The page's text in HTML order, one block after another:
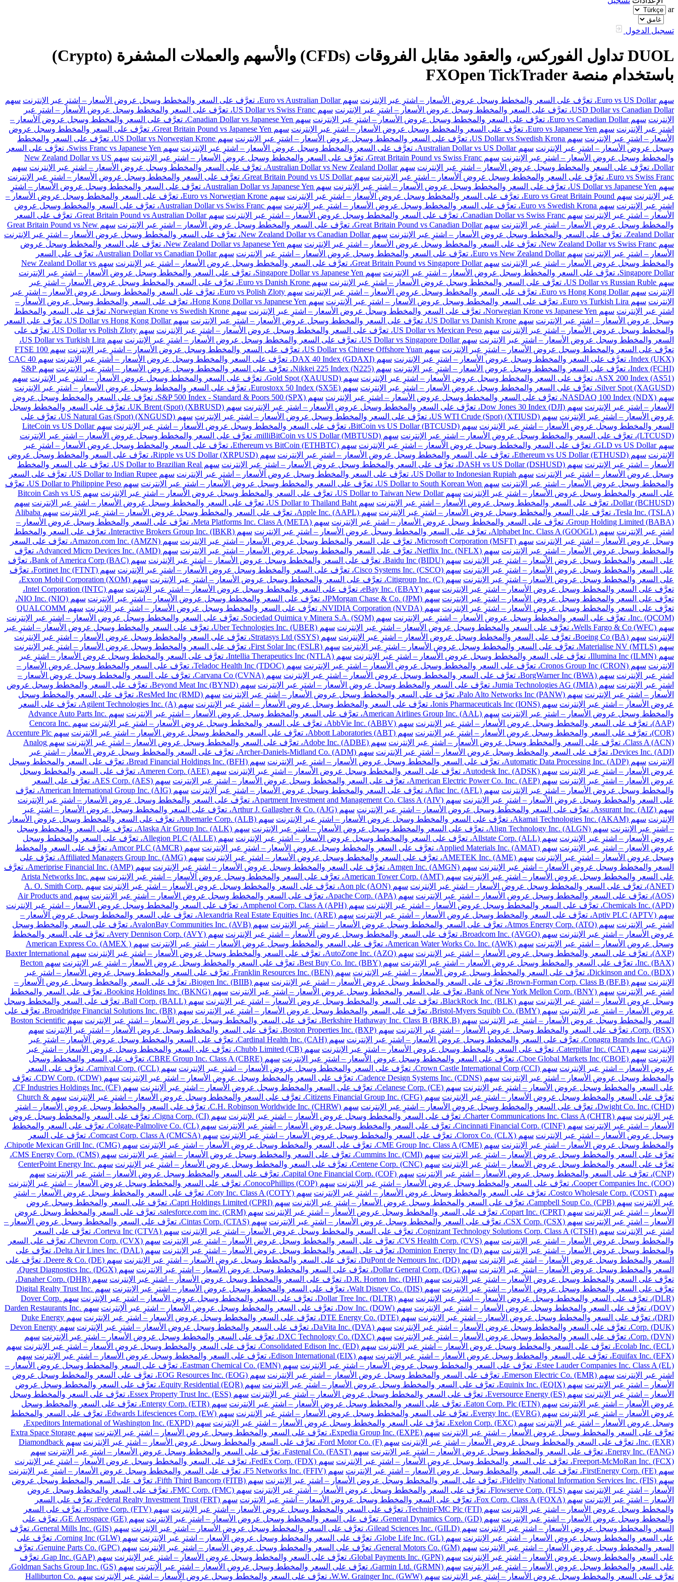
ar
تسجيل الدخول
DUOL تداول الفوركس، والعقود مقابل الفروقات (CFDs) والأسهم والعملات المشفرة (Crypto)
باستخدام منصة FXOpen TickTrader
سهم Euro vs US Dollar، تعرَّف على السعر والمخطط وسجل عروض الأسعار – اشترِ عبر الإنترنت سهم Euro vs Australian Dollar، تعرَّف على السعر والمخطط وسجل عروض الأسعار – اشترِ عبر الإنترنت
سهم
USD Dollar vs Canadian Dollar، تعرَّف على السعر والمخطط وسجل عروض الأسعار – اشترِ عبر الإنترنت
سهم US Dollar vs Swiss Franc، تعرَّف على السعر والمخطط وسجل عروض الأسعار – اشترِ عبر
الإنترنت سهم Euro vs Canadian Dollar، تعرَّف على السعر والمخطط وسجل عروض الأسعار – اشترِ عبر الإنترنت
سهم Canadian Dollar vs Japanese Yen، تعرَّف على السعر والمخطط وسجل عروض الأسعار –
اشترِ عبر الإنترنت سهم Euro vs Japanese Yen، تعرَّف على السعر والمخطط وسجل عروض الأسعار – اشترِ عبر الإنترنت
سهم Great Britain Pound vs Japanese Yen، تعرَّف على السعر والمخطط وسجل عروض
الأسعار – اشترِ عبر الإنترنت سهم US Dollar vs Swedish Krona، تعرَّف على السعر والمخطط وسجل عروض الأسعار – اشترِ عبر الإنترنت
سهم US Dollar vs Norwegian Krone، تعرَّف على السعر والمخطط
وسجل عروض الأسعار – اشترِ عبر الإنترنت سهم Australian Dollar vs US Dollar، تعرَّف على السعر والمخطط وسجل عروض الأسعار – اشترِ عبر الإنترنت
سهم Swiss Franc vs Japanese Yen، تعرَّف على السعر
والمخطط وسجل عروض الأسعار – اشترِ عبر الإنترنت سهم Great Britain Pound vs Swiss Franc، تعرَّف على السعر والمخطط وسجل عروض الأسعار – اشترِ عبر الإنترنت
سهم New Zealand Dollar vs US
Dollar، تعرَّف على السعر والمخطط وسجل عروض الأسعار – اشترِ عبر الإنترنت
سهم Australian Dollar vs New Zealand Dollar، تعرَّف على السعر والمخطط وسجل عروض الأسعار – اشترِ عبر الإنترنت
سهم
Euro vs Swiss Franc، تعرَّف على السعر والمخطط وسجل عروض الأسعار – اشترِ عبر الإنترنت
سهم Great Britain Pound vs US Dollar، تعرَّف على السعر والمخطط وسجل عروض الأسعار – اشترِ عبر الإنترنت
سهم US Dollar vs Japanese Yen، تعرَّف على السعر والمخطط وسجل عروض الأسعار – اشترِ عبر الإنترنت
سهم Australian Dollar vs Japanese Yen، تعرَّف على السعر والمخطط وسجل عروض الأسعار – اشترِ
عبر الإنترنت سهم Euro vs Great Britain Pound، تعرَّف على السعر والمخطط وسجل عروض الأسعار – اشترِ عبر الإنترنت
سهم Euro vs Norwegian Krone، تعرَّف على السعر والمخطط وسجل عروض الأسعار –
اشترِ عبر الإنترنت سهم Euro vs Swedish Krona، تعرَّف على السعر والمخطط وسجل عروض الأسعار – اشترِ عبر الإنترنت
سهم Australian Dollar vs Swiss Franc، تعرَّف على السعر والمخطط وسجل عروض
الأسعار – اشترِ عبر الإنترنت سهم Canadian Dollar vs Swiss Franc، تعرَّف على السعر والمخطط وسجل عروض الأسعار – اشترِ عبر الإنترنت
سهم Great Britain Pound vs Australian Dollar، تعرَّف على السعر
والمخطط وسجل عروض الأسعار – اشترِ عبر الإنترنت سهم Great Britain Pound vs Canadian Dollar، تعرَّف على السعر والمخطط وسجل عروض الأسعار – اشترِ عبر الإنترنت
سهم Great Britain Pound vs New
Zealand Dollar، تعرَّف على السعر والمخطط وسجل عروض الأسعار – اشترِ عبر الإنترنت
سهم New Zealand Dollar vs Canadian Dollar، تعرَّف على السعر والمخطط وسجل عروض الأسعار – اشترِ عبر الإنترنت
سهم New Zealand Dollar vs Swiss Franc، تعرَّف على السعر والمخطط وسجل عروض الأسعار – اشترِ عبر الإنترنت
سهم New Zealand Dollar vs Japanese Yen، تعرَّف على السعر والمخطط وسجل عروض
الأسعار – اشترِ عبر الإنترنت سهم Euro vs New Zealand Dollar، تعرَّف على السعر والمخطط وسجل عروض الأسعار – اشترِ عبر الإنترنت
سهم Australian Dollar vs Canadian Dollar، تعرَّف على السعر
والمخطط وسجل عروض الأسعار – اشترِ عبر الإنترنت سهم Great Britain Pound vs Singapore Dollar، تعرَّف على السعر والمخطط وسجل عروض الأسعار – اشترِ عبر الإنترنت
سهم New Zealand Dollar vs
Singapore Dollar، تعرَّف على السعر والمخطط وسجل عروض الأسعار – اشترِ عبر الإنترنت
سهم Singapore Dollar vs Japanese Yen، تعرَّف على السعر والمخطط وسجل عروض الأسعار – اشترِ عبر الإنترنت
سهم US Dollar vs Russian Ruble، تعرَّف على السعر والمخطط وسجل عروض الأسعار – اشترِ عبر الإنترنت
سهم Euro vs Danish Krone، تعرَّف على السعر والمخطط وسجل عروض الأسعار – اشترِ عبر
الإنترنت سهم Euro vs Hong Kong Dollar، تعرَّف على السعر والمخطط وسجل عروض الأسعار – اشترِ عبر الإنترنت
سهم Euro vs Polish Zloty، تعرَّف على السعر والمخطط وسجل عروض الأسعار – اشترِ عبر
الإنترنت سهم Euro vs Turkish Lira، تعرَّف على السعر والمخطط وسجل عروض الأسعار – اشترِ عبر الإنترنت
سهم Hong Kong Dollar vs Japanese Yen، تعرَّف على السعر والمخطط وسجل عروض الأسعار –
اشترِ عبر الإنترنت سهم Norwegian Krone vs Japanese Yen، تعرَّف على السعر والمخطط وسجل عروض الأسعار – اشترِ عبر الإنترنت
سهم Norwegian Krone vs Swedish Krone، تعرَّف على السعر والمخطط
وسجل عروض الأسعار – اشترِ عبر الإنترنت سهم US Dollar vs Danish Krone، تعرَّف على السعر والمخطط وسجل عروض الأسعار – اشترِ عبر الإنترنت
سهم US Dollar vs Hong Kong Dollar، تعرَّف على السعر
والمخطط وسجل عروض الأسعار – اشترِ عبر الإنترنت سهم US Dollar vs Mexican Peso، تعرَّف على السعر والمخطط وسجل عروض الأسعار – اشترِ عبر الإنترنت
سهم US Dollar vs Polish Zloty، تعرَّف على
السعر والمخطط وسجل عروض الأسعار – اشترِ عبر الإنترنت سهم US Dollar vs Singapore Dollar، تعرَّف على السعر والمخطط وسجل عروض الأسعار – اشترِ عبر الإنترنت
سهم US Dollar vs Turkish Lira،
تعرَّف على السعر والمخطط وسجل عروض الأسعار – اشترِ عبر الإنترنت سهم US Dollar vs Chinese Offshore Yuan، تعرَّف على السعر والمخطط وسجل عروض الأسعار – اشترِ عبر الإنترنت
سهم FTSE 100
Index (UKX)، تعرَّف على السعر والمخطط وسجل عروض الأسعار – اشترِ عبر الإنترنت
سهم DAX 40 Index (GDAXI)، تعرَّف على السعر والمخطط وسجل عروض الأسعار – اشترِ عبر الإنترنت
سهم CAC 40
Index (FCHI)، تعرَّف على السعر والمخطط وسجل عروض الأسعار – اشترِ عبر الإنترنت
سهم Nikkei 225 Index (N225)، تعرَّف على السعر والمخطط وسجل عروض الأسعار – اشترِ عبر الإنترنت
سهم S&P
ASX 200 Index (AS51)، تعرَّف على السعر والمخطط وسجل عروض الأسعار – اشترِ عبر الإنترنت
سهم Gold Spot (XAUUSD)، تعرَّف على السعر والمخطط وسجل عروض الأسعار – اشترِ عبر الإنترنت
سهم
Silver Spot (XAGUSD)، تعرَّف على السعر والمخطط وسجل عروض الأسعار – اشترِ عبر الإنترنت
سهم Eurostoxx 50 Index (SX5E)، تعرَّف على السعر والمخطط وسجل عروض الأسعار – اشترِ عبر الإنترنت
سهم NASDAQ 100 Index (NDX)، تعرَّف على السعر والمخطط وسجل عروض الأسعار – اشترِ عبر الإنترنت
سهم S&P 500 Index - Standard & Poors 500 (SPX)، تعرَّف على السعر والمخطط وسجل عروض
الأسعار – اشترِ عبر الإنترنت سهم Dow Jones 30 Index (DJI)، تعرَّف على السعر والمخطط وسجل عروض الأسعار – اشترِ عبر الإنترنت
سهم UK Brent (Spot) (XBRUSD)، تعرَّف على السعر والمخطط وسجل
عروض الأسعار – اشترِ عبر الإنترنت سهم US WTI Crude (Spot) (XTIUSD)، تعرَّف على السعر والمخطط وسجل عروض الأسعار – اشترِ عبر الإنترنت
سهم US Natural Gas (Spot) (XNGUSD)، تعرَّف على
السعر والمخطط وسجل عروض الأسعار – اشترِ عبر الإنترنت سهم BitCoin vs US Dollar (BTCUSD)، تعرَّف على السعر والمخطط وسجل عروض الأسعار – اشترِ عبر الإنترنت
سهم LiteCoin vs US Dollar
(LTCUSD)، تعرَّف على السعر والمخطط وسجل عروض الأسعار – اشترِ عبر الإنترنت
سهم milliBitCoin vs US Dollar (MBTUSD)، تعرَّف على السعر والمخطط وسجل عروض الأسعار – اشترِ عبر الإنترنت
سهم GLD vs US Dollar، تعرَّف على السعر والمخطط وسجل عروض الأسعار – اشترِ عبر الإنترنت
سهم Ethereum vs BitCoin (ETHBTC)، تعرَّف على السعر والمخطط وسجل عروض الأسعار – اشترِ عبر
الإنترنت سهم Ethereum vs US Dollar (ETHUSD)، تعرَّف على السعر والمخطط وسجل عروض الأسعار – اشترِ عبر الإنترنت
سهم Ripple vs US Dollar (XRPUSD)، تعرَّف على السعر والمخطط وسجل عروض
الأسعار – اشترِ عبر الإنترنت سهم DASH vs US Dollar (DSHUSD)، تعرَّف على السعر والمخطط وسجل عروض الأسعار – اشترِ عبر الإنترنت
سهم US Dollar to Brazilian Real، تعرَّف على السعر والمخطط
وسجل عروض الأسعار – اشترِ عبر الإنترنت سهم US Dollar to Indonesian Rupiah، تعرَّف على السعر والمخطط وسجل عروض الأسعار – اشترِ عبر الإنترنت
سهم US Dollar to Indian Rupee، تعرَّف على السعر
والمخطط وسجل عروض الأسعار – اشترِ عبر الإنترنت سهم US Dollar to South Korean Won، تعرَّف على السعر والمخطط وسجل عروض الأسعار – اشترِ عبر الإنترنت
سهم US Dollar to Philippine Peso، تعرَّف
على السعر والمخطط وسجل عروض الأسعار – اشترِ عبر الإنترنت سهم US Dollar to Taiwan New Dollar، تعرَّف على السعر والمخطط وسجل عروض الأسعار – اشترِ عبر الإنترنت
سهم Bitcoin Cash vs US
Dollar (BCHUSD)، تعرَّف على السعر والمخطط وسجل عروض الأسعار – اشترِ عبر الإنترنت
سهم US Dollar to Thailand Baht، تعرَّف على السعر والمخطط وسجل عروض الأسعار – اشترِ عبر الإنترنت
سهم
Tesla Inc. (TSLA)، تعرَّف على السعر والمخطط وسجل عروض الأسعار – اشترِ عبر الإنترنت
سهم Apple Inc. (AAPL)، تعرَّف على السعر والمخطط وسجل عروض الأسعار – اشترِ عبر الإنترنت
سهم Alibaba
Group Holding Limited (BABA)، تعرَّف على السعر والمخطط وسجل عروض الأسعار – اشترِ عبر الإنترنت
سهم Meta Platforms Inc. Class A (META)، تعرَّف على السعر والمخطط وسجل عروض الأسعار –
اشترِ عبر الإنترنت سهم Alphabet Inc. Class A (GOOGL)، تعرَّف على السعر والمخطط وسجل عروض الأسعار – اشترِ عبر الإنترنت
سهم Interactive Brokers Group Inc. (IBKR)، تعرَّف على السعر والمخطط
وسجل عروض الأسعار – اشترِ عبر الإنترنت سهم Microsoft Corporation (MSFT)، تعرَّف على السعر والمخطط وسجل عروض الأسعار – اشترِ عبر الإنترنت
سهم Amazon.com Inc. (AMZN)، تعرَّف على السعر
والمخطط وسجل عروض الأسعار – اشترِ عبر الإنترنت سهم Netflix Inc. (NFLX)، تعرَّف على السعر والمخطط وسجل عروض الأسعار – اشترِ عبر الإنترنت
سهم Advanced Micro Devices Inc. (AMD)، تعرَّف
على السعر والمخطط وسجل عروض الأسعار – اشترِ عبر الإنترنت سهم Baidu Inc (BIDU)، تعرَّف على السعر والمخطط وسجل عروض الأسعار – اشترِ عبر الإنترنت
سهم Bank of America Corp (BAC)، تعرَّف
على السعر والمخطط وسجل عروض الأسعار – اشترِ عبر الإنترنت سهم Cisco Systems Inc. (CSCO)، تعرَّف على السعر والمخطط وسجل عروض الأسعار – اشترِ عبر الإنترنت
سهم Fortinet Inc (FTNT)، تعرَّف
على السعر والمخطط وسجل عروض الأسعار – اشترِ عبر الإنترنت سهم Citigroup Inc. (C)، تعرَّف على السعر والمخطط وسجل عروض الأسعار – اشترِ عبر الإنترنت
سهم Exxon Mobil Corporation (XOM)،
تعرَّف على السعر والمخطط وسجل عروض الأسعار – اشترِ عبر الإنترنت سهم eBay Inc. (EBAY)، تعرَّف على السعر والمخطط وسجل عروض الأسعار – اشترِ عبر الإنترنت
سهم Intel Corporation (INTC)،
تعرَّف على السعر والمخطط وسجل عروض الأسعار – اشترِ عبر الإنترنت سهم JPMorgan Chase & Co. (JPM)، تعرَّف على السعر والمخطط وسجل عروض الأسعار – اشترِ عبر الإنترنت
سهم NIO Inc. (NIO)،
تعرَّف على السعر والمخطط وسجل عروض الأسعار – اشترِ عبر الإنترنت سهم NVIDIA Corporation (NVDA)، تعرَّف على السعر والمخطط وسجل عروض الأسعار – اشترِ عبر الإنترنت
سهم QUALCOMM
Inc. (QCOM)، تعرَّف على السعر والمخطط وسجل عروض الأسعار – اشترِ عبر الإنترنت
سهم Sociedad Quimica y Minera S.A. (SQM)، تعرَّف على السعر والمخطط وسجل عروض الأسعار – اشترِ عبر الإنترنت
سهم Wells Fargo & Co (WFC)، تعرَّف على السعر والمخطط وسجل عروض الأسعار – اشترِ عبر الإنترنت
سهم Uber Technologies Inc. (UBER)، تعرَّف على السعر والمخطط وسجل عروض الأسعار – اشترِ عبر
الإنترنت سهم Boeing Co (BA)، تعرَّف على السعر والمخطط وسجل عروض الأسعار – اشترِ عبر الإنترنت
سهم Stratasys Ltd (SSYS)، تعرَّف على السعر والمخطط وسجل عروض الأسعار – اشترِ عبر الإنترنت
سهم Materialise NV (MTLS)، تعرَّف على السعر والمخطط وسجل عروض الأسعار – اشترِ عبر الإنترنت
سهم First Solar Inc (FSLR)، تعرَّف على السعر والمخطط وسجل عروض الأسعار – اشترِ عبر الإنترنت
سهم Illumina Inc (ILMN)، تعرَّف على السعر والمخطط وسجل عروض الأسعار – اشترِ عبر الإنترنت
سهم Intellia Therapeutics Inc (NTLA)، تعرَّف على السعر والمخطط وسجل عروض الأسعار – اشترِ عبر
الإنترنت سهم Cronos Group Inc (CRON)، تعرَّف على السعر والمخطط وسجل عروض الأسعار – اشترِ عبر الإنترنت
سهم Teladoc Health Inc (TDOC)، تعرَّف على السعر والمخطط وسجل عروض الأسعار –
اشترِ عبر الإنترنت سهم BorgWarner Inc (BWA)، تعرَّف على السعر والمخطط وسجل عروض الأسعار – اشترِ عبر الإنترنت
سهم Carvana Co (CVNA)، تعرَّف على السعر والمخطط وسجل عروض الأسعار –
اشترِ عبر الإنترنت سهم Jumia Technologies AG (JMIA)، تعرَّف على السعر والمخطط وسجل عروض الأسعار – اشترِ عبر الإنترنت
سهم Beyond Meat Inc (BYND)، تعرَّف على السعر والمخطط وسجل عروض
الأسعار – اشترِ عبر الإنترنت سهم Palo Alto Networks Inc (PANW)، تعرَّف على السعر والمخطط وسجل عروض الأسعار – اشترِ عبر الإنترنت
سهم ResMed Inc (RMD)، تعرَّف على السعر والمخطط وسجل
عروض الأسعار – اشترِ عبر الإنترنت سهم Ionis Pharmaceuticals Inc (IONS)، تعرَّف على السعر والمخطط وسجل عروض الأسعار – اشترِ عبر الإنترنت
سهم Agilent Technologies Inc. (A)، تعرَّف على السعر
والمخطط وسجل عروض الأسعار – اشترِ عبر الإنترنت سهم American Airlines Group Inc. (AAL)، تعرَّف على السعر والمخطط وسجل عروض الأسعار – اشترِ عبر الإنترنت
سهم Advance Auto Parts Inc.
(AAP)، تعرَّف على السعر والمخطط وسجل عروض الأسعار – اشترِ عبر الإنترنت
سهم AbbVie Inc. (ABBV)، تعرَّف على السعر والمخطط وسجل عروض الأسعار – اشترِ عبر الإنترنت
سهم Cencora Inc.
(COR)، تعرَّف على السعر والمخطط وسجل عروض الأسعار – اشترِ عبر الإنترنت
سهم Abbott Laboratories (ABT)، تعرَّف على السعر والمخطط وسجل عروض الأسعار – اشترِ عبر الإنترنت
سهم Accenture Plc
Class A (ACN)، تعرَّف على السعر والمخطط وسجل عروض الأسعار – اشترِ عبر الإنترنت
سهم Adobe Inc. (ADBE)، تعرَّف على السعر والمخطط وسجل عروض الأسعار – اشترِ عبر الإنترنت
سهم Analog
Devices Inc. (ADI)، تعرَّف على السعر والمخطط وسجل عروض الأسعار – اشترِ عبر الإنترنت
سهم Archer-Daniels-Midland Co. (ADM)، تعرَّف على السعر والمخطط وسجل عروض الأسعار – اشترِ عبر
الإنترنت سهم Automatic Data Processing Inc. (ADP)، تعرَّف على السعر والمخطط وسجل عروض الأسعار – اشترِ عبر الإنترنت
سهم Bread Financial Holdings Inc. (BFH)، تعرَّف على السعر والمخطط وسجل
عروض الأسعار – اشترِ عبر الإنترنت سهم Autodesk Inc. (ADSK)، تعرَّف على السعر والمخطط وسجل عروض الأسعار – اشترِ عبر الإنترنت
سهم Ameren Corp. (AEE)، تعرَّف على السعر والمخطط وسجل
عروض الأسعار – اشترِ عبر الإنترنت سهم American Electric Power Co. Inc. (AEP)، تعرَّف على السعر والمخطط وسجل عروض الأسعار – اشترِ عبر الإنترنت
سهم AES Corp. (AES)، تعرَّف على السعر
والمخطط وسجل عروض الأسعار – اشترِ عبر الإنترنت سهم Aflac Inc. (AFL)، تعرَّف على السعر والمخطط وسجل عروض الأسعار – اشترِ عبر الإنترنت
سهم American International Group Inc. (AIG)، تعرَّف
على السعر والمخطط وسجل عروض الأسعار – اشترِ عبر الإنترنت سهم Apartment Investment and Management Co. Class A (AIV)، تعرَّف على السعر والمخطط وسجل عروض الأسعار – اشترِ عبر الإنترنت
سهم Assurant Inc. (AIZ)، تعرَّف على السعر والمخطط وسجل عروض الأسعار – اشترِ عبر الإنترنت
سهم Arthur J. Gallagher & Co. (AJG)، تعرَّف على السعر والمخطط وسجل عروض الأسعار – اشترِ عبر
الإنترنت سهم Akamai Technologies Inc. (AKAM)، تعرَّف على السعر والمخطط وسجل عروض الأسعار – اشترِ عبر الإنترنت
سهم Albemarle Corp. (ALB)، تعرَّف على السعر والمخطط وسجل عروض الأسعار
– اشترِ عبر الإنترنت سهم Align Technology Inc. (ALGN)، تعرَّف على السعر والمخطط وسجل عروض الأسعار – اشترِ عبر الإنترنت
سهم Alaska Air Group Inc. (ALK)، تعرَّف على السعر والمخطط وسجل
عروض الأسعار – اشترِ عبر الإنترنت سهم Allstate Corp. (ALL)، تعرَّف على السعر والمخطط وسجل عروض الأسعار – اشترِ عبر الإنترنت
سهم Allegion PLC (ALLE)، تعرَّف على السعر والمخطط وسجل
عروض الأسعار – اشترِ عبر الإنترنت سهم Applied Materials Inc. (AMAT)، تعرَّف على السعر والمخطط وسجل عروض الأسعار – اشترِ عبر الإنترنت
سهم Amcor PLC (AMCR)، تعرَّف على السعر والمخطط
وسجل عروض الأسعار – اشترِ عبر الإنترنت سهم AMETEK Inc. (AME)، تعرَّف على السعر والمخطط وسجل عروض الأسعار – اشترِ عبر الإنترنت
سهم Affiliated Managers Group Inc. (AMG)، تعرَّف على
السعر والمخطط وسجل عروض الأسعار – اشترِ عبر الإنترنت سهم Amgen Inc. (AMGN)، تعرَّف على السعر والمخطط وسجل عروض الأسعار – اشترِ عبر الإنترنت
سهم Ameriprise Financial Inc. (AMP)، تعرَّف
على السعر والمخطط وسجل عروض الأسعار – اشترِ عبر الإنترنت سهم American Tower Corp. (AMT)، تعرَّف على السعر والمخطط وسجل عروض الأسعار – اشترِ عبر الإنترنت
سهم Arista Networks Inc.
(ANET)، تعرَّف على السعر والمخطط وسجل عروض الأسعار – اشترِ عبر الإنترنت
سهم Aon plc (AON)، تعرَّف على السعر والمخطط وسجل عروض الأسعار – اشترِ عبر الإنترنت
سهم A. O. Smith Corp.
(AOS)، تعرَّف على السعر والمخطط وسجل عروض الأسعار – اشترِ عبر الإنترنت
سهم Apache Corp. (APA)، تعرَّف على السعر والمخطط وسجل عروض الأسعار – اشترِ عبر الإنترنت
سهم Air Products and
Chemicals Inc. (APD)، تعرَّف على السعر والمخطط وسجل عروض الأسعار – اشترِ عبر الإنترنت
سهم Amphenol Corp. Class A (APH)، تعرَّف على السعر والمخطط وسجل عروض الأسعار – اشترِ عبر الإنترنت
سهم Aptiv PLC (APTV)، تعرَّف على السعر والمخطط وسجل عروض الأسعار – اشترِ عبر الإنترنت
سهم Alexandria Real Estate Equities Inc. (ARE)، تعرَّف على السعر والمخطط وسجل عروض الأسعار –
اشترِ عبر الإنترنت سهم Atmos Energy Corp. (ATO)، تعرَّف على السعر والمخطط وسجل عروض الأسعار – اشترِ عبر الإنترنت
سهم AvalonBay Communities Inc. (AVB)، تعرَّف على السعر والمخطط وسجل
عروض الأسعار – اشترِ عبر الإنترنت سهم Broadcom Inc. (AVGO)، تعرَّف على السعر والمخطط وسجل عروض الأسعار – اشترِ عبر الإنترنت
سهم Avery Dennison Corp. (AVY)، تعرَّف على السعر والمخطط
وسجل عروض الأسعار – اشترِ عبر الإنترنت سهم American Water Works Co. Inc. (AWK)، تعرَّف على السعر والمخطط وسجل عروض الأسعار – اشترِ عبر الإنترنت
سهم American Express Co. (AMEX )
(AXP)، تعرَّف على السعر والمخطط وسجل عروض الأسعار – اشترِ عبر الإنترنت
سهم AutoZone Inc. (AZO)، تعرَّف على السعر والمخطط وسجل عروض الأسعار – اشترِ عبر الإنترنت
سهم Baxter International
Inc. (BAX)، تعرَّف على السعر والمخطط وسجل عروض الأسعار – اشترِ عبر الإنترنت
سهم Best Buy Co. Inc. (BBY)، تعرَّف على السعر والمخطط وسجل عروض الأسعار – اشترِ عبر الإنترنت
سهم Becton
Dickinson and Co. (BDX)، تعرَّف على السعر والمخطط وسجل عروض الأسعار – اشترِ عبر الإنترنت
سهم Franklin Resources Inc. (BEN)، تعرَّف على السعر والمخطط وسجل عروض الأسعار – اشترِ عبر
الإنترنت سهم Brown-Forman Corp. Class B (BF.B)، تعرَّف على السعر والمخطط وسجل عروض الأسعار – اشترِ عبر الإنترنت
سهم Biogen Inc. (BIIB)، تعرَّف على السعر والمخطط وسجل عروض الأسعار –
اشترِ عبر الإنترنت سهم Bank of New York Mellon Corp. (BNY)، تعرَّف على السعر والمخطط وسجل عروض الأسعار – اشترِ عبر الإنترنت
سهم Booking Holdings Inc. (BKNG)، تعرَّف على السعر والمخطط
وسجل عروض الأسعار – اشترِ عبر الإنترنت سهم BlackRock Inc. (BLK)، تعرَّف على السعر والمخطط وسجل عروض الأسعار – اشترِ عبر الإنترنت
سهم Ball Corp. (BALL)، تعرَّف على السعر والمخطط وسجل
عروض الأسعار – اشترِ عبر الإنترنت سهم Bristol-Myers Squibb Co. (BMY)، تعرَّف على السعر والمخطط وسجل عروض الأسعار – اشترِ عبر الإنترنت
سهم Broadridge Financial Solutions Inc. (BR)، تعرَّف على
السعر والمخطط وسجل عروض الأسعار – اشترِ عبر الإنترنت سهم Berkshire Hathaway Inc. Class B (BRK.B)، تعرَّف على السعر والمخطط وسجل عروض الأسعار – اشترِ عبر الإنترنت
سهم Boston Scientific
Corp. (BSX)، تعرَّف على السعر والمخطط وسجل عروض الأسعار – اشترِ عبر الإنترنت
سهم Boston Properties Inc. (BXP)، تعرَّف على السعر والمخطط وسجل عروض الأسعار – اشترِ عبر الإنترنت
سهم
Conagra Brands Inc. (CAG)، تعرَّف على السعر والمخطط وسجل عروض الأسعار – اشترِ عبر الإنترنت
سهم Cardinal Health Inc. (CAH)، تعرَّف على السعر والمخطط وسجل عروض الأسعار – اشترِ عبر
الإنترنت سهم Caterpillar Inc. (CAT)، تعرَّف على السعر والمخطط وسجل عروض الأسعار – اشترِ عبر الإنترنت
سهم Chubb Limited (CB)، تعرَّف على السعر والمخطط وسجل عروض الأسعار – اشترِ عبر
الإنترنت سهم Cboe Global Markets Inc (CBOE)، تعرَّف على السعر والمخطط وسجل عروض الأسعار – اشترِ عبر الإنترنت
سهم CBRE Group Inc. Class A (CBRE)، تعرَّف على السعر والمخطط وسجل
عروض الأسعار – اشترِ عبر الإنترنت سهم Crown Castle International Corp (CCI)، تعرَّف على السعر والمخطط وسجل عروض الأسعار – اشترِ عبر الإنترنت
سهم Carnival Corp. (CCL)، تعرَّف على السعر
والمخطط وسجل عروض الأسعار – اشترِ عبر الإنترنت سهم Cadence Design Systems Inc. (CDNS)، تعرَّف على السعر والمخطط وسجل عروض الأسعار – اشترِ عبر الإنترنت
سهم CDW Corp. (CDW)، تعرَّف
على السعر والمخطط وسجل عروض الأسعار – اشترِ عبر الإنترنت سهم Celanese Corp. (CE)، تعرَّف على السعر والمخطط وسجل عروض الأسعار – اشترِ عبر الإنترنت
سهم CF Industries Holdings Inc. (CF)،
تعرَّف على السعر والمخطط وسجل عروض الأسعار – اشترِ عبر الإنترنت سهم Citizens Financial Group Inc. (CFG)، تعرَّف على السعر والمخطط وسجل عروض الأسعار – اشترِ عبر الإنترنت
سهم Church &
Dwight Co. Inc. (CHD)، تعرَّف على السعر والمخطط وسجل عروض الأسعار – اشترِ عبر الإنترنت
سهم C.H. Robinson Worldwide Inc. (CHRW)، تعرَّف على السعر والمخطط وسجل عروض الأسعار – اشترِ
عبر الإنترنت سهم Charter Communications Inc. Class A (CHTR)، تعرَّف على السعر والمخطط وسجل عروض الأسعار – اشترِ عبر الإنترنت
سهم Cigna Corp. (CI)، تعرَّف على السعر والمخطط وسجل عروض
الأسعار – اشترِ عبر الإنترنت سهم Cincinnati Financial Corp. (CINF)، تعرَّف على السعر والمخطط وسجل عروض الأسعار – اشترِ عبر الإنترنت
سهم Colgate-Palmolive Co. (CL)، تعرَّف على السعر والمخطط
وسجل عروض الأسعار – اشترِ عبر الإنترنت سهم Clorox Co. (CLX)، تعرَّف على السعر والمخطط وسجل عروض الأسعار – اشترِ عبر الإنترنت
سهم Comcast Corp. Class A (CMCSA)، تعرَّف على السعر
والمخطط وسجل عروض الأسعار – اشترِ عبر الإنترنت سهم CME Group Inc. Class A (CME)، تعرَّف على السعر والمخطط وسجل عروض الأسعار – اشترِ عبر الإنترنت
سهم Chipotle Mexican Grill Inc. (CMG)،
تعرَّف على السعر والمخطط وسجل عروض الأسعار – اشترِ عبر الإنترنت سهم Cummins Inc. (CMI)، تعرَّف على السعر والمخطط وسجل عروض الأسعار – اشترِ عبر الإنترنت
سهم CMS Energy Corp. (CMS)،
تعرَّف على السعر والمخطط وسجل عروض الأسعار – اشترِ عبر الإنترنت سهم Centene Corp. (CNC)، تعرَّف على السعر والمخطط وسجل عروض الأسعار – اشترِ عبر الإنترنت
سهم CenterPoint Energy Inc.
(CNP)، تعرَّف على السعر والمخطط وسجل عروض الأسعار – اشترِ عبر الإنترنت
سهم Capital One Financial Corp. (COF)، تعرَّف على السعر والمخطط وسجل عروض الأسعار – اشترِ عبر الإنترنت
سهم
Cooper Companies Inc. (COO)، تعرَّف على السعر والمخطط وسجل عروض الأسعار – اشترِ عبر الإنترنت
سهم ConocoPhillips (COP)، تعرَّف على السعر والمخطط وسجل عروض الأسعار – اشترِ عبر الإنترنت
سهم Costco Wholesale Corp. (COST)، تعرَّف على السعر والمخطط وسجل عروض الأسعار – اشترِ عبر الإنترنت
سهم Coty Inc. Class A (COTY)، تعرَّف على السعر والمخطط وسجل عروض الأسعار – اشترِ
عبر الإنترنت سهم Campbell Soup Co. (CPB)، تعرَّف على السعر والمخطط وسجل عروض الأسعار – اشترِ عبر الإنترنت
سهم Capri Holdings Limited (CPRI)، تعرَّف على السعر والمخطط وسجل عروض
الأسعار – اشترِ عبر الإنترنت سهم Copart Inc. (CPRT)، تعرَّف على السعر والمخطط وسجل عروض الأسعار – اشترِ عبر الإنترنت
سهم salesforce.com inc. (CRM)، تعرَّف على السعر والمخطط وسجل عروض
الأسعار – اشترِ عبر الإنترنت سهم CSX Corp. (CSX)، تعرَّف على السعر والمخطط وسجل عروض الأسعار – اشترِ عبر الإنترنت
سهم Cintas Corp. (CTAS)، تعرَّف على السعر والمخطط وسجل عروض الأسعار –
اشترِ عبر الإنترنت سهم Cognizant Technology Solutions Corp. Class A (CTSH)، تعرَّف على السعر والمخطط وسجل عروض الأسعار – اشترِ عبر الإنترنت
سهم Corteva Inc (CTVA)، تعرَّف على السعر
والمخطط وسجل عروض الأسعار – اشترِ عبر الإنترنت سهم CVS Health Corp. (CVS)، تعرَّف على السعر والمخطط وسجل عروض الأسعار – اشترِ عبر الإنترنت
سهم Chevron Corp. (CVX)، تعرَّف على السعر
والمخطط وسجل عروض الأسعار – اشترِ عبر الإنترنت سهم Dominion Energy Inc (D)، تعرَّف على السعر والمخطط وسجل عروض الأسعار – اشترِ عبر الإنترنت
سهم Delta Air Lines Inc. (DAL)، تعرَّف على
السعر والمخطط وسجل عروض الأسعار – اشترِ عبر الإنترنت سهم DuPont de Nemours Inc. (DD)، تعرَّف على السعر والمخطط وسجل عروض الأسعار – اشترِ عبر الإنترنت
سهم Deere & Co. (DE)، تعرَّف على
السعر والمخطط وسجل عروض الأسعار – اشترِ عبر الإنترنت سهم Dollar General Corp. (DG)، تعرَّف على السعر والمخطط وسجل عروض الأسعار – اشترِ عبر الإنترنت
سهم Quest Diagnostics Inc. (DGX)،
تعرَّف على السعر والمخطط وسجل عروض الأسعار – اشترِ عبر الإنترنت سهم D.R. Horton Inc. (DHI)، تعرَّف على السعر والمخطط وسجل عروض الأسعار – اشترِ عبر الإنترنت
سهم Danaher Corp. (DHR)،
تعرَّف على السعر والمخطط وسجل عروض الأسعار – اشترِ عبر الإنترنت سهم Walt Disney Co. (DIS)، تعرَّف على السعر والمخطط وسجل عروض الأسعار – اشترِ عبر الإنترنت
سهم Digital Realty Trust Inc.
(DLR)، تعرَّف على السعر والمخطط وسجل عروض الأسعار – اشترِ عبر الإنترنت
سهم Dollar Tree Inc. (DLTR)، تعرَّف على السعر والمخطط وسجل عروض الأسعار – اشترِ عبر الإنترنت
سهم Dover Corp.
(DOV)، تعرَّف على السعر والمخطط وسجل عروض الأسعار – اشترِ عبر الإنترنت
سهم Dow Inc. (DOW)، تعرَّف على السعر والمخطط وسجل عروض الأسعار – اشترِ عبر الإنترنت
سهم Darden Restaurants Inc.
(DRI)، تعرَّف على السعر والمخطط وسجل عروض الأسعار – اشترِ عبر الإنترنت
سهم DTE Energy Co. (DTE)، تعرَّف على السعر والمخطط وسجل عروض الأسعار – اشترِ عبر الإنترنت
سهم Duke Energy
Corp. (DUK)، تعرَّف على السعر والمخطط وسجل عروض الأسعار – اشترِ عبر الإنترنت
سهم DaVita Inc. (DVA)، تعرَّف على السعر والمخطط وسجل عروض الأسعار – اشترِ عبر الإنترنت
سهم Devon Energy
Corp. (DVN)، تعرَّف على السعر والمخطط وسجل عروض الأسعار – اشترِ عبر الإنترنت
سهم DXC Technology Co. (DXC)، تعرَّف على السعر والمخطط وسجل عروض الأسعار – اشترِ عبر الإنترنت
سهم
Ecolab Inc. (ECL)، تعرَّف على السعر والمخطط وسجل عروض الأسعار – اشترِ عبر الإنترنت
سهم Consolidated Edison Inc. (ED)، تعرَّف على السعر والمخطط وسجل عروض الأسعار – اشترِ عبر الإنترنت
سهم
Equifax Inc. (EFX)، تعرَّف على السعر والمخطط وسجل عروض الأسعار – اشترِ عبر الإنترنت
سهم Edison International (EIX)، تعرَّف على السعر والمخطط وسجل عروض الأسعار – اشترِ عبر الإنترنت
سهم
Estee Lauder Companies Inc. Class A (EL)، تعرَّف على السعر والمخطط وسجل عروض الأسعار – اشترِ عبر الإنترنت
سهم Eastman Chemical Co. (EMN)، تعرَّف على السعر والمخطط وسجل عروض الأسعار –
اشترِ عبر الإنترنت سهم Emerson Electric Co. (EMR)، تعرَّف على السعر والمخطط وسجل عروض الأسعار – اشترِ عبر الإنترنت
سهم EOG Resources Inc. (EOG)، تعرَّف على السعر والمخطط وسجل عروض
الأسعار – اشترِ عبر الإنترنت سهم Equinix Inc. (EQIX)، تعرَّف على السعر والمخطط وسجل عروض الأسعار – اشترِ عبر الإنترنت
سهم Equity Residential (EQR)، تعرَّف على السعر والمخطط وسجل عروض
الأسعار – اشترِ عبر الإنترنت سهم Eversource Energy (ES)، تعرَّف على السعر والمخطط وسجل عروض الأسعار – اشترِ عبر الإنترنت
سهم Essex Property Trust Inc. (ESS)، تعرَّف على السعر والمخطط وسجل
عروض الأسعار – اشترِ عبر الإنترنت سهم Eaton Corp. Plc (ETN)، تعرَّف على السعر والمخطط وسجل عروض الأسعار – اشترِ عبر الإنترنت
سهم Entergy Corp. (ETR)، تعرَّف على السعر والمخطط وسجل
عروض الأسعار – اشترِ عبر الإنترنت سهم Evergy Inc. (EVRG)، تعرَّف على السعر والمخطط وسجل عروض الأسعار – اشترِ عبر الإنترنت
سهم Edwards Lifesciences Corp. (EW)، تعرَّف على السعر والمخطط
وسجل عروض الأسعار – اشترِ عبر الإنترنت سهم Exelon Corp. (EXC)، تعرَّف على السعر والمخطط وسجل عروض الأسعار – اشترِ عبر الإنترنت
سهم Expeditors International of Washington Inc. (EXPD)،
تعرَّف على السعر والمخطط وسجل عروض الأسعار – اشترِ عبر الإنترنت سهم Expedia Group Inc. (EXPE)، تعرَّف على السعر والمخطط وسجل عروض الأسعار – اشترِ عبر الإنترنت
سهم Extra Space Storage
Inc. (EXR)، تعرَّف على السعر والمخطط وسجل عروض الأسعار – اشترِ عبر الإنترنت
سهم Ford Motor Co. (F)، تعرَّف على السعر والمخطط وسجل عروض الأسعار – اشترِ عبر الإنترنت
سهم Diamondback
Energy Inc. (FANG)، تعرَّف على السعر والمخطط وسجل عروض الأسعار – اشترِ عبر الإنترنت
سهم Fastenal Co. (FAST)، تعرَّف على السعر والمخطط وسجل عروض الأسعار – اشترِ عبر الإنترنت
سهم
Freeport-McMoRan Inc. (FCX)، تعرَّف على السعر والمخطط وسجل عروض الأسعار – اشترِ عبر الإنترنت
سهم FedEx Corp. (FDX)، تعرَّف على السعر والمخطط وسجل عروض الأسعار – اشترِ عبر الإنترنت
سهم FirstEnergy Corp. (FE)، تعرَّف على السعر والمخطط وسجل عروض الأسعار – اشترِ عبر الإنترنت
سهم F5 Networks Inc. (FFIV)، تعرَّف على السعر والمخطط وسجل عروض الأسعار – اشترِ عبر الإنترنت
سهم Fidelity National Information Services Inc. (FIS)، تعرَّف على السعر والمخطط وسجل عروض الأسعار – اشترِ عبر الإنترنت
سهم Fifth Third Bancorp (FITB)، تعرَّف على السعر والمخطط وسجل عروض
الأسعار – اشترِ عبر الإنترنت سهم Flowserve Corp. (FLS)، تعرَّف على السعر والمخطط وسجل عروض الأسعار – اشترِ عبر الإنترنت
سهم FMC Corp. (FMC)، تعرَّف على السعر والمخطط وسجل عروض
الأسعار – اشترِ عبر الإنترنت سهم Fox Corp. Class A (FOXA)، تعرَّف على السعر والمخطط وسجل عروض الأسعار – اشترِ عبر الإنترنت
سهم Federal Realty Investment Trust (FRT)، تعرَّف على السعر
والمخطط وسجل عروض الأسعار – اشترِ عبر الإنترنت سهم TechnipFMC Plc (FTI)، تعرَّف على السعر والمخطط وسجل عروض الأسعار – اشترِ عبر الإنترنت
سهم Fortive Corp. (FTV)، تعرَّف على السعر
والمخطط وسجل عروض الأسعار – اشترِ عبر الإنترنت سهم General Dynamics Corp. (GD)، تعرَّف على السعر والمخطط وسجل عروض الأسعار – اشترِ عبر الإنترنت
سهم GE Aerospace (GE)، تعرَّف على
السعر والمخطط وسجل عروض الأسعار – اشترِ عبر الإنترنت سهم Gilead Sciences Inc. (GILD)، تعرَّف على السعر والمخطط وسجل عروض الأسعار – اشترِ عبر الإنترنت
سهم General Mills Inc. (GIS)، تعرَّف
على السعر والمخطط وسجل عروض الأسعار – اشترِ عبر الإنترنت سهم Globe Life Inc. (GL)، تعرَّف على السعر والمخطط وسجل عروض الأسعار – اشترِ عبر الإنترنت
سهم Corning Inc (GLW)، تعرَّف على
السعر والمخطط وسجل عروض الأسعار – اشترِ عبر الإنترنت سهم General Motors Co. (GM)، تعرَّف على السعر والمخطط وسجل عروض الأسعار – اشترِ عبر الإنترنت
سهم Genuine Parts Co. (GPC)، تعرَّف
على السعر والمخطط وسجل عروض الأسعار – اشترِ عبر الإنترنت سهم Global Payments Inc. (GPN)، تعرَّف على السعر والمخطط وسجل عروض الأسعار – اشترِ عبر الإنترنت
سهم Gap Inc. (GAP)، تعرَّف
على السعر والمخطط وسجل عروض الأسعار – اشترِ عبر الإنترنت سهم Garmin Ltd. (GRMN)، تعرَّف على السعر والمخطط وسجل عروض الأسعار – اشترِ عبر الإنترنت
سهم Goldman Sachs Group Inc. (GS)،
تعرَّف على السعر والمخطط وسجل عروض الأسعار – اشترِ عبر الإنترنت سهم W.W. Grainger Inc. (GWW)، تعرَّف على السعر والمخطط وسجل عروض الأسعار – اشترِ عبر الإنترنت
سهم Halliburton Co.